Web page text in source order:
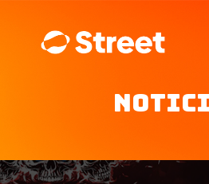
La Street
Noticias